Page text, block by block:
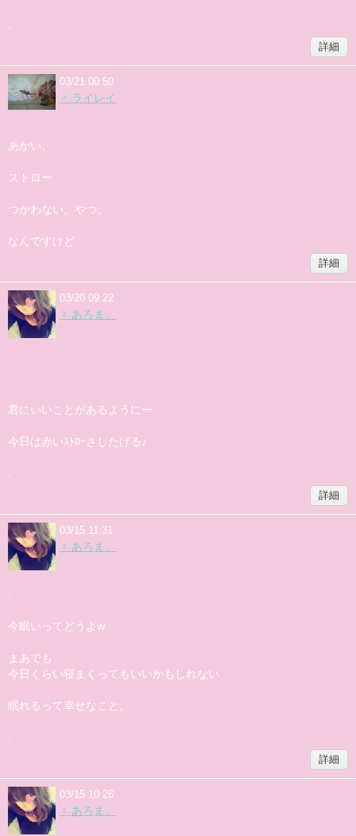
詳細
03/21 00:50
♂ ライレイ
あかい、
ストロー
つかわない、やつ、
なんですけど
詳細
03/20 09:22
♀ あろま。
君にいいことがあるようにー
今日は赤いｽﾄﾛｰさしたげる♪
詳細
03/15 11:31
♀ あろま。
今眠いってどうよw
まあでも
今日くらい寝まくってもいいかもしれない
眠れるって幸せなこと。
詳細
03/15 10:26
♀ あろま。